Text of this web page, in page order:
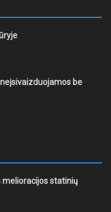
be
melioracijos statinių